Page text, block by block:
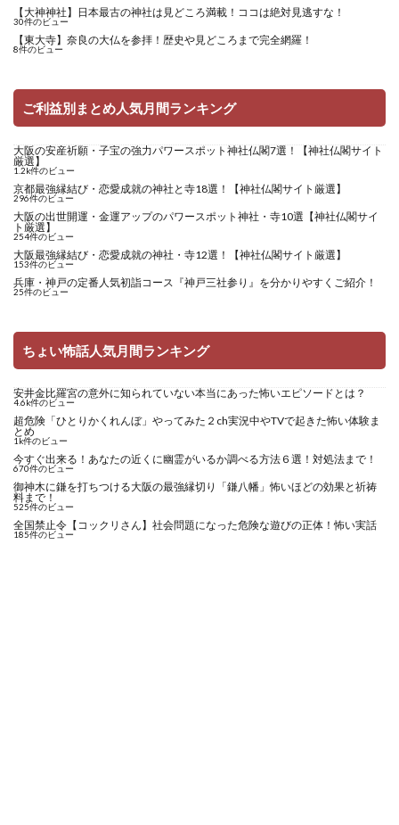
【大神神社】日本最古の神社は見どころ満載！ココは絶対見逃すな！
30件のビュー
【東大寺】奈良の大仏を参拝！歴史や見どころまで完全網羅！
8件のビュー
ご利益別まとめ人気月間ランキング
大阪の安産祈願・子宝の強力パワースポット神社仏閣7選！【神社仏閣サイト
厳選】
1.2k件のビュー
京都最強縁結び・恋愛成就の神社と寺18選！【神社仏閣サイト厳選】
296件のビュー
大阪の出世開運・金運アップのパワースポット神社・寺10選【神社仏閣サイ
ト厳選】
254件のビュー
大阪最強縁結び・恋愛成就の神社・寺12選！【神社仏閣サイト厳選】
153件のビュー
兵庫・神戸の定番人気初詣コース『神戸三社参り』を分かりやすくご紹介！
25件のビュー
ちょい怖話人気月間ランキング
安井金比羅宮の意外に知られていない本当にあった怖いエピソードとは？
4.6k件のビュー
超危険「ひとりかくれんぼ」やってみた２ch実況中やTVで起きた怖い体験ま
とめ
1k件のビュー
今すぐ出来る！あなたの近くに幽霊がいるか調べる方法６選！対処法まで！
670件のビュー
御神木に鎌を打ちつける大阪の最強縁切り「鎌八幡」怖いほどの効果と祈祷
料まで！
525件のビュー
全国禁止令【コックリさん】社会問題になった危険な遊びの正体！怖い実話
185件のビュー